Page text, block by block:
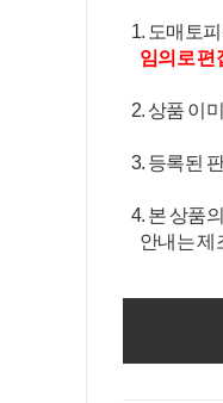
1. 도매토
임의로 편
2. 상품 이
3. 등록된
4. 본 상품
안내는 제